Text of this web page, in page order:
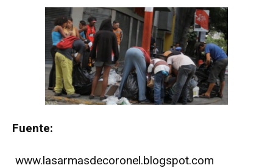
Fuente:
www.lasarmasdecoronel.blogspot.com